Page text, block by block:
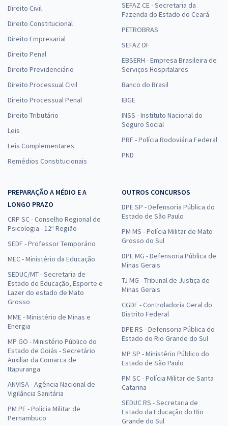
Direito Civil
Direito Constitucional
Direito Empresarial
Direito Penal
Direito Previdenciário
Direito Processual Civil
Direito Processual Penal
Direito Tributário
Leis
Leis Complementares
Remédios Constitucionais
SEFAZ CE - Secretaria da
Fazenda do Estado do Ceará
PETROBRAS
SEFAZ DF
EBSERH - Empresa Brasileira de
Serviços Hospitalares
Banco do Brasil
IBGE
INSS - Instituto Nacional do
Seguro Social
PRF - Polícia Rodoviária Federal
PND
PREPARAÇÃO A MÉDIO E A
LONGO PRAZO
CRP SC - Conselho Regional de
Psicologia - 12ª Região
SEDF - Professor Temporário
MEC - Ministério da Educação
SEDUC/MT - Secretaria de
Estado de Educação, Esporte e
Lazer do estado de Mato
Grosso
MME - Ministério de Minas e
Energia
MP GO - Ministério Público do
Estado de Goiás - Secretário
Auxiliar da Comarca de
Itapuranga
ANVISA - Agência Nacional de
Vigilância Sanitária
PM PE - Polícia Militar de
Pernambuco
OUTROS CONCURSOS
DPE SP - Defensoria Pública do
Estado de São Paulo
PM MS - Polícia Militar de Mato
Grosso do Sul
DPE MG - Defensoria Pública de
Minas Gerais
TJ MG - Tribunal de Justiça de
Minas Gerais
CGDF - Controladoria Geral do
Distrito Federal
DPE RS - Defensoria Pública do
Estado do Rio Grande do Sul
MP SP - Ministério Público do
Estado de São Paulo
PM SC - Polícia Militar de Santa
Catarina
SEDUC RS - Secretaria de
Estado da Educação do Rio
Grande do Sul